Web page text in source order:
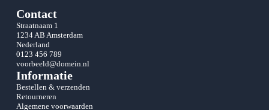
Contact
Straatnaam 1
1234 AB Amsterdam
Nederland
0123 456 789
voorbeeld@domein.nl
Informatie
Bestellen & verzenden
Retourneren
Algemene voorwaarden